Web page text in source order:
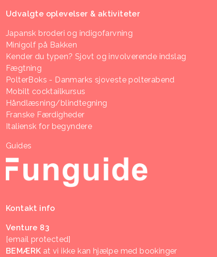
Udvalgte oplevelser & aktiviteter
Japansk broderi og indigofarvning
Minigolf på Bakken
Kender du typen? Sjovt og involverende indslag
Fægtning
PolterBoks - Danmarks sjoveste polterabend
Mobilt cocktailkursus
Håndlæsning/blindtegning
Franske Færdigheder
Italiensk for begyndere
Guides
Kontakt info
Venture 83
[email protected]
BEMÆRK at vi ikke kan hjælpe med bookinger